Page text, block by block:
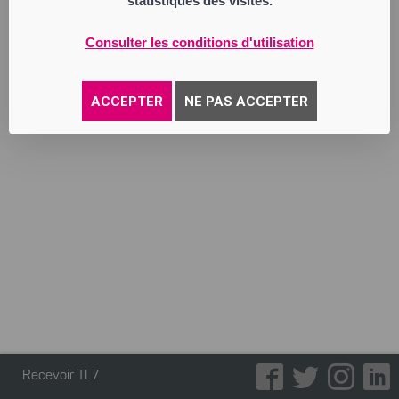
Consulter les conditions d'utilisation
ACCEPTER NE PAS ACCEPTER
Société par Actions Simplifiée
42000 Saint-Étienne
891 064 156 RCS Saint Etienne
Annonce parue le 30/06/2026
Recevoir TL7